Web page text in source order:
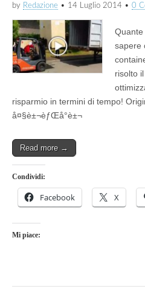
by Redazione • 14 Luglio 2014 • 0
sapere
risolto
risparmio in termini di tempo!
å¤§è±¬èƒŒå°è±¬
Read more →
Condividi:
Facebook X
Mi piace: